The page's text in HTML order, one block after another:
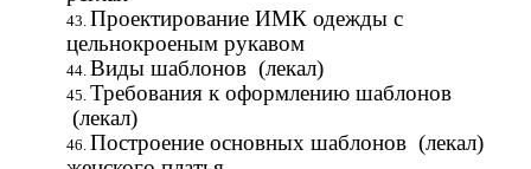
Проектирование ИМК одежды с
цельнокроеным рукавом
Виды шаблонов (лекал)
Требования к оформлению шаблонов
(лекал)
Построение основных шаблонов (лекал)